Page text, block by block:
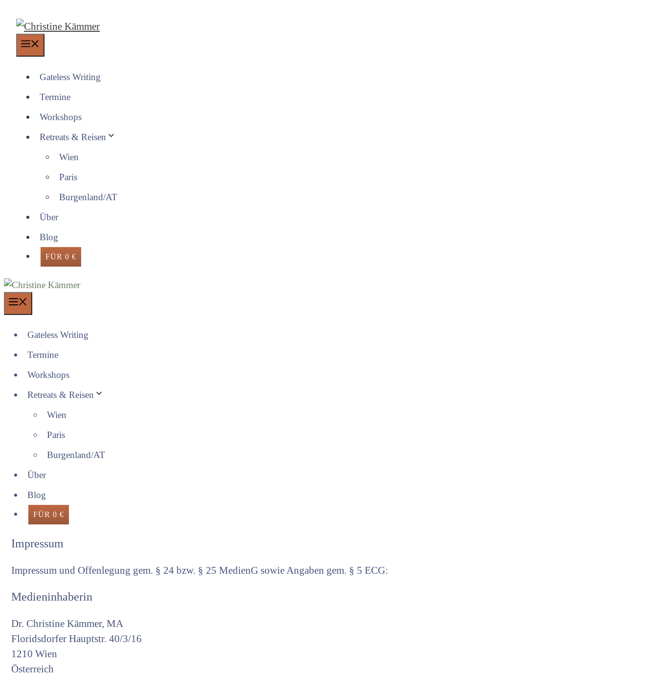
Inhalt
springen
Gateless Writing
Termine
Workshops
Retreats & Reisen
Wien
Paris
Burgenland/AT
Über
Blog
FÜR 0 €
Gateless Writing
Termine
Workshops
Retreats & Reisen
Wien
Paris
Burgenland/AT
Über
Blog
FÜR 0 €
Impressum
Impressum und Offenlegung gem. § 24 bzw. § 25 MedienG sowie Angaben gem. § 5 ECG:
Medieninhaberin
Dr. Christine Kämmer, MA
Floridsdorfer Hauptstr. 40/3/16
1210 Wien
Österreich